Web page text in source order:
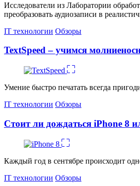
Исследователи из Лаборатории
преобразовать аудиозаписи в
Категории
IT технологии Обзоры
TextSpeed – учимся
Умение быстро печатать всегда
Категории
IT технологии Обзоры
Стоит ли дождаться iPhone 8
Каждый год в сентябре происходит
Категории
IT технологии Обзоры